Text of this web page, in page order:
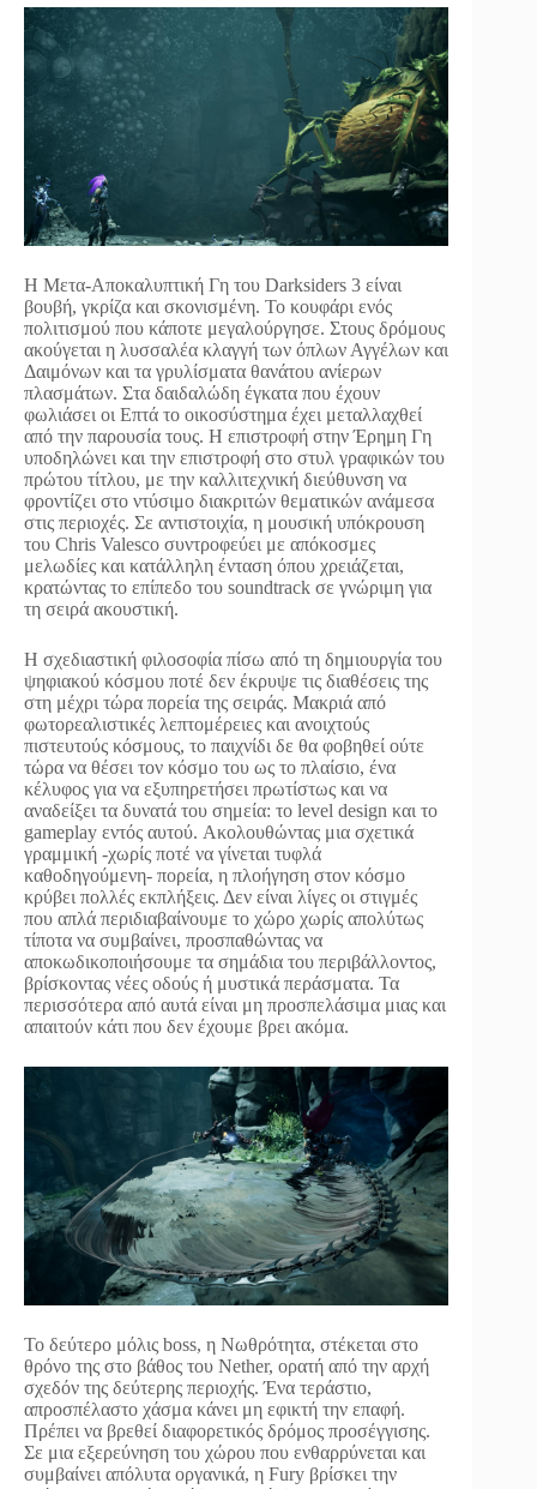
Η Μετα-Αποκαλυπτική Γη του Darksiders 3 είναι
βουβή, γκρίζα και σκονισμένη. Το κουφάρι ενός
πολιτισμού που κάποτε μεγαλούργησε. Στους δρόμους
ακούγεται η λυσσαλέα κλαγγή των όπλων Αγγέλων και
Δαιμόνων και τα γρυλίσματα θανάτου ανίερων
πλασμάτων. Στα δαιδαλώδη έγκατα που έχουν
φωλιάσει οι Επτά το οικοσύστημα έχει μεταλλαχθεί
από την παρουσία τους. Η επιστροφή στην Έρημη Γη
υποδηλώνει και την επιστροφή στο στυλ γραφικών του
πρώτου τίτλου, με την καλλιτεχνική διεύθυνση να
φροντίζει στο ντύσιμο διακριτών θεματικών ανάμεσα
στις περιοχές. Σε αντιστοιχία, η μουσική υπόκρουση
του Chris Valesco συντροφεύει με απόκοσμες
μελωδίες και κατάλληλη ένταση όπου χρειάζεται,
κρατώντας το επίπεδο του soundtrack σε γνώριμη για
τη σειρά ακουστική.
Η σχεδιαστική φιλοσοφία πίσω από τη δημιουργία του
ψηφιακού κόσμου ποτέ δεν έκρυψε τις διαθέσεις της
στη μέχρι τώρα πορεία της σειράς. Μακριά από
φωτορεαλιστικές λεπτομέρειες και ανοιχτούς
πιστευτούς κόσμους, το παιχνίδι δε θα φοβηθεί ούτε
τώρα να θέσει τον κόσμο του ως το πλαίσιο, ένα
κέλυφος για να εξυπηρετήσει πρωτίστως και να
αναδείξει τα δυνατά του σημεία: το level design και το
gameplay εντός αυτού. Ακολουθώντας μια σχετικά
γραμμική -χωρίς ποτέ να γίνεται τυφλά
καθοδηγούμενη- πορεία, η πλοήγηση στον κόσμο
κρύβει πολλές εκπλήξεις. Δεν είναι λίγες οι στιγμές
που απλά περιδιαβαίνουμε το χώρο χωρίς απολύτως
τίποτα να συμβαίνει, προσπαθώντας να
αποκωδικοποιήσουμε τα σημάδια του περιβάλλοντος,
βρίσκοντας νέες οδούς ή μυστικά περάσματα. Τα
περισσότερα από αυτά είναι μη προσπελάσιμα μιας και
απαιτούν κάτι που δεν έχουμε βρει ακόμα.
Το δεύτερο μόλις boss, η Νωθρότητα, στέκεται στο
θρόνο της στο βάθος του Nether, ορατή από την αρχή
σχεδόν της δεύτερης περιοχής. Ένα τεράστιο,
απροσπέλαστο χάσμα κάνει μη εφικτή την επαφή.
Πρέπει να βρεθεί διαφορετικός δρόμος προσέγγισης.
Σε μια εξερεύνηση του χώρου που ενθαρρύνεται και
συμβαίνει απόλυτα οργανικά, η Fury βρίσκει την